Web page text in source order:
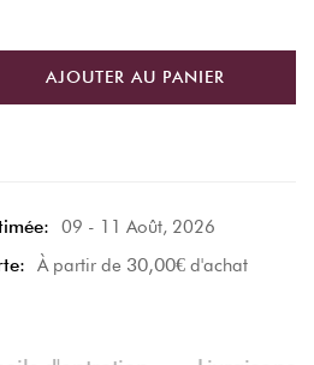
AJOUTER AU PANIER
09 - 11 Août, 2026
À partir de 30,00€ d'achat